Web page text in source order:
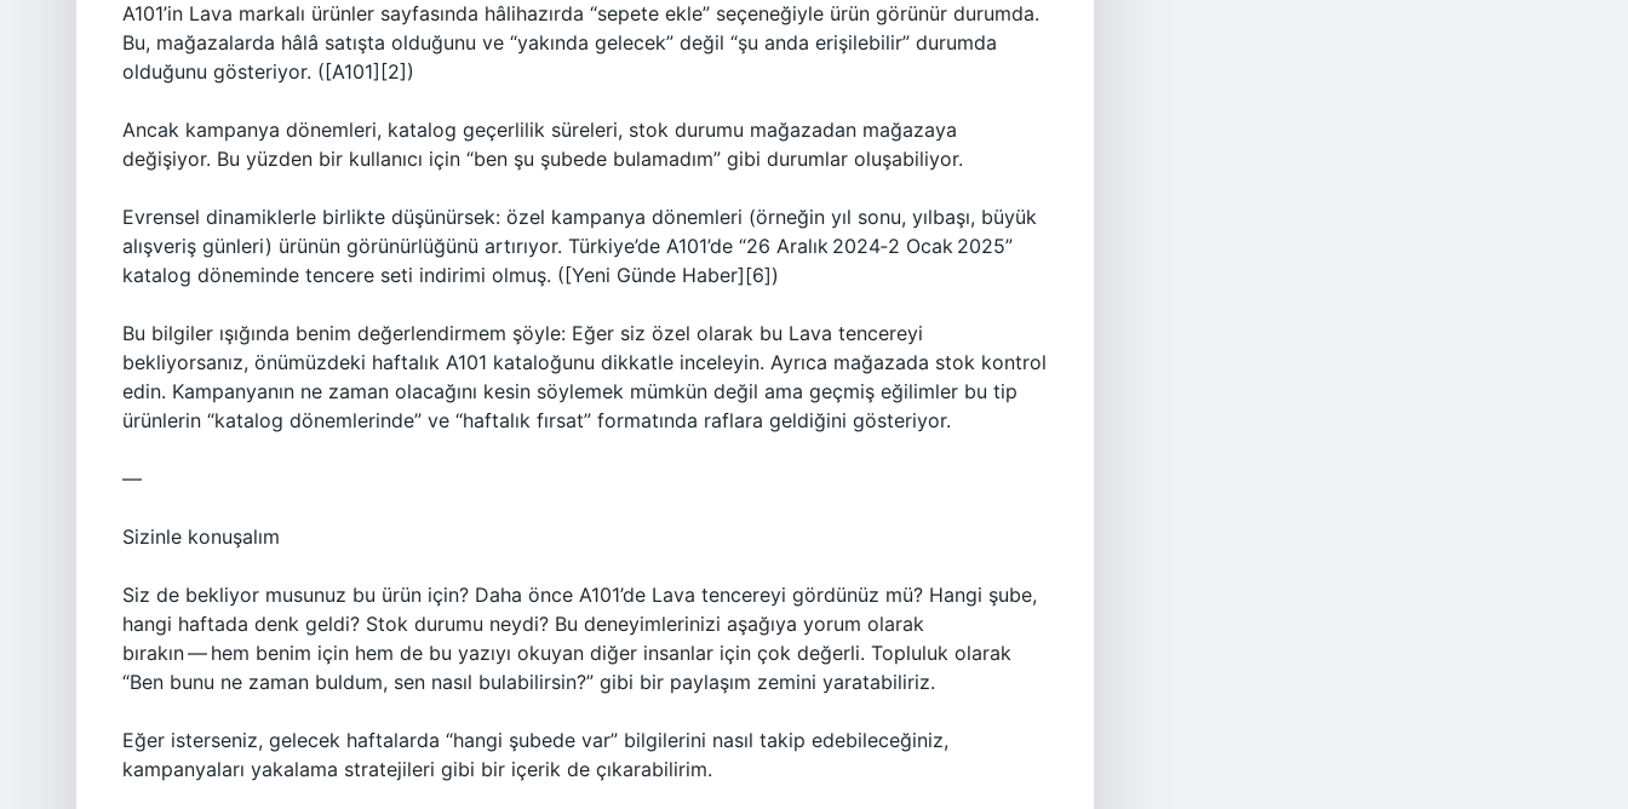
A101’in Lava markalı ürünler sayfasında hâlihazırda “sepete ekle” seçeneğiyle ürün görünür durumda.
Bu, mağazalarda hâlâ satışta olduğunu ve “yakında gelecek” değil “şu anda erişilebilir” durumda
olduğunu gösteriyor. ([A101][2])
Ancak kampanya dönemleri, katalog geçerlilik süreleri, stok durumu mağazadan mağazaya
değişiyor. Bu yüzden bir kullanıcı için “ben şu şubede bulamadım” gibi durumlar oluşabiliyor.
Evrensel dinamiklerle birlikte düşünürsek: özel kampanya dönemleri (örneğin yıl sonu, yılbaşı, büyük
alışveriş günleri) ürünün görünürlüğünü artırıyor. Türkiye’de A101’de “26 Aralık 2024‑2 Ocak 2025”
katalog döneminde tencere seti indirimi olmuş. ([Yeni Günde Haber][6])
Bu bilgiler ışığında benim değerlendirmem şöyle: Eğer siz özel olarak bu Lava tencereyi
bekliyorsanız, önümüzdeki haftalık A101 kataloğunu dikkatle inceleyin. Ayrıca mağazada stok kontrol
edin. Kampanyanın ne zaman olacağını kesin söylemek mümkün değil ama geçmiş eğilimler bu tip
ürünlerin “katalog dönemlerinde” ve “haftalık fırsat” formatında raflara geldiğini gösteriyor.
—
Sizinle konuşalım
Siz de bekliyor musunuz bu ürün için? Daha önce A101’de Lava tencereyi gördünüz mü? Hangi şube,
hangi haftada denk geldi? Stok durumu neydi? Bu deneyimlerinizi aşağıya yorum olarak
bırakın — hem benim için hem de bu yazıyı okuyan diğer insanlar için çok değerli. Topluluk olarak
“Ben bunu ne zaman buldum, sen nasıl bulabilirsin?” gibi bir paylaşım zemini yaratabiliriz.
Eğer isterseniz, gelecek haftalarda “hangi şubede var” bilgilerini nasıl takip edebileceğiniz,
kampanyaları yakalama stratejileri gibi bir içerik de çıkarabilirim.